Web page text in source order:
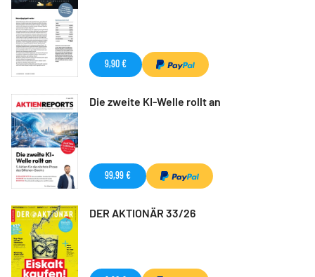
9,90 €
Die zweite KI-Welle rollt an
99,99 €
DER AKTIONÄR 33/26